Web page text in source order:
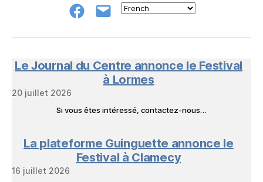
Groupe
NeL
E-
à
Livres
Le Journal du Centre annonce le Festival
à Lormes
20 juillet 2026
Si vous êtes intéressé, contactez-nous…
La plateforme Guinguette annonce le
Festival à Clamecy
16 juillet 2026